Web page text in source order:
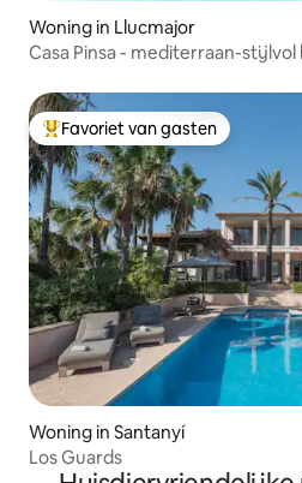
Woning in Llucmajor
Casa Pinsa - mediterraan-
Topfavoriet van gasten
Favoriet van gasten
Woning in Santanyí
Los Guards